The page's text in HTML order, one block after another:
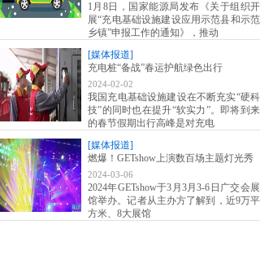
1月8日，国家能源局发布《关于组织开
展“充电基础设施建设应用示范县和示范
乡镇”申报工作的通知》，推动
[媒体报道]
充电桩“备战”春运护航绿色出行
2024-02-02
我国充电基础设施建设在不断充实“硬科
技”的同时也在提升“软实力”。即将到来
的春节假期出行高峰是对充电
[媒体报道]
燃爆！GETshow上演数百场主题灯光秀
2024-03-06
2024年GETshow于3月3月3-6日广交会展
馆举办。记者从主办方了解到，近9万平
方米、8大展馆